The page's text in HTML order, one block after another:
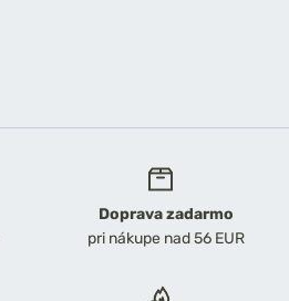
Doprava zadarmo
pri nákupe nad 56 EUR